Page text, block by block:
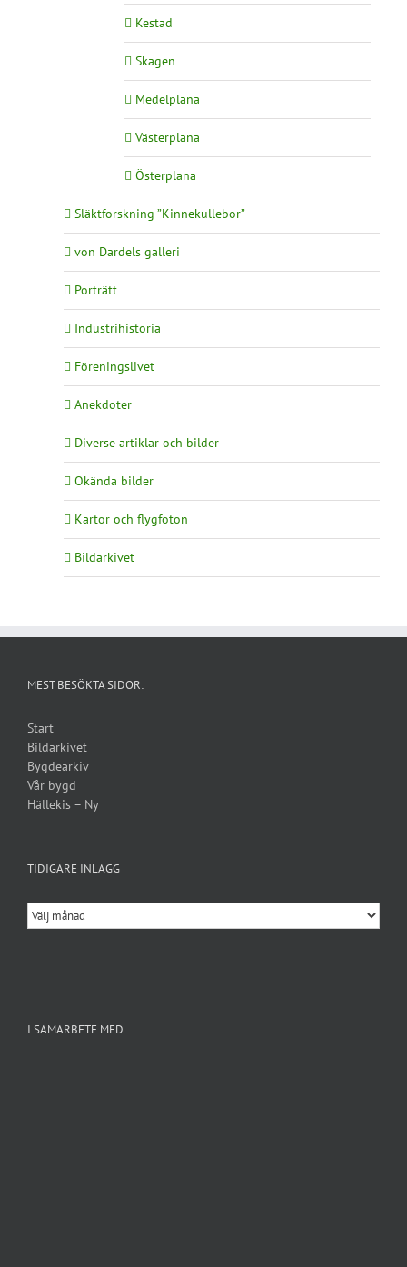
Kestad
Skagen
Medelplana
Västerplana
Österplana
Släktforskning ”Kinnekullebor”
von Dardels galleri
Porträtt
Industrihistoria
Föreningslivet
Anekdoter
Diverse artiklar och bilder
Okända bilder
Kartor och flygfoton
Bildarkivet
MEST BESÖKTA SIDOR:
Start
Bildarkivet
Bygdearkiv
Vår bygd
Hällekis – Ny
TIDIGARE INLÄGG
Tidigare
inlägg
I SAMARBETE MED